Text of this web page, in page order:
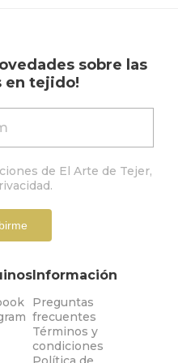
sobre las
en tejido!
de El Arte de Tejer,
.
Información
Preguntas
frecuentes
Términos y
condiciones